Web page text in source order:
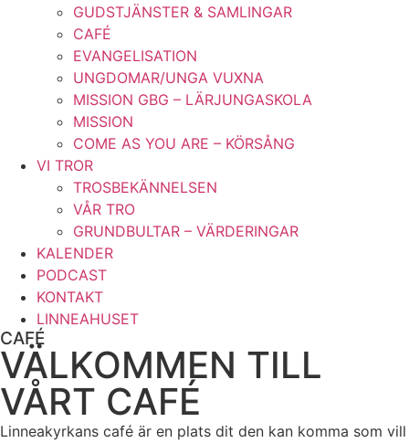
GUDSTJÄNSTER & SAMLINGAR
CAFÉ
EVANGELISATION
UNGDOMAR/UNGA VUXNA
MISSION GBG – LÄRJUNGASKOLA
MISSION
COME AS YOU ARE – KÖRSÅNG
VI TROR
TROSBEKÄNNELSEN
VÅR TRO
GRUNDBULTAR – VÄRDERINGAR
KALENDER
PODCAST
KONTAKT
LINNEAHUSET
CAFÉ
VÄLKOMMEN TILL
VÅRT CAFÉ
Linneakyrkans café är en plats dit den kan komma som vill